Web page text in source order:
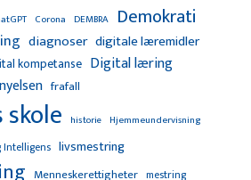
Corona DEMBRA Demokrati
diagnoser digitale læremidler
kompetanse Digital læring
frafall
historie Hjemmeundervisning
Intelligens livsmestring
Menneskerettigheter mestring